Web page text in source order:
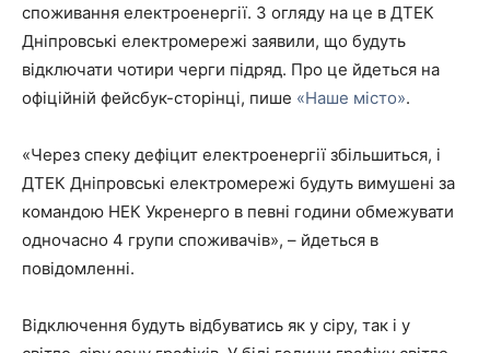
споживання електроенергії. З огляду на це в ДТЕК
Дніпровські електромережі заявили, що будуть
відключати чотири черги підряд. Про це йдеться на
офіційній фейсбук-сторінці, пише «Наше місто».
«Через спеку дефіцит електроенергії збільшиться, і
ДТЕК Дніпровські електромережі будуть вимушені за
командою НЕК Укренерго в певні години обмежувати
одночасно 4 групи споживачів», – йдеться в
повідомленні.
Відключення будуть відбуватись як у сіру, так і у